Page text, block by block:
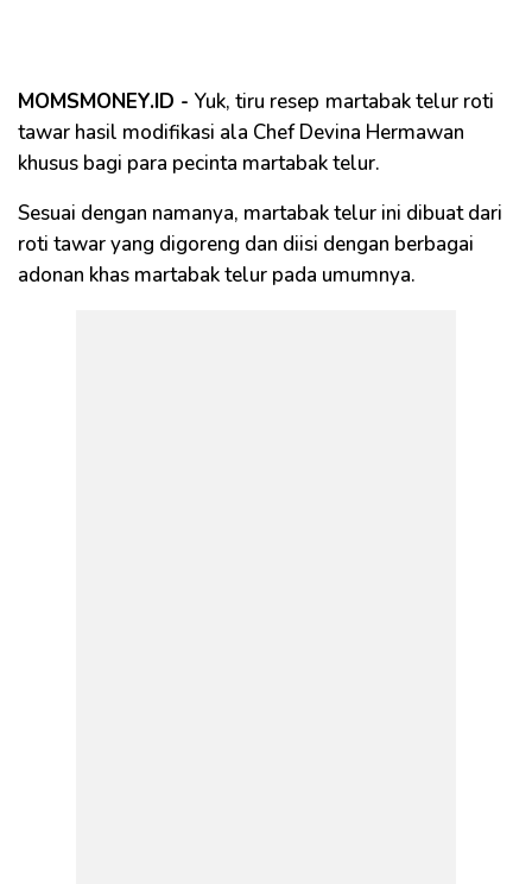
MOMSMONEY.ID - Yuk, tiru resep martabak telur roti
tawar hasil modifikasi ala Chef Devina Hermawan
khusus bagi para pecinta martabak telur.
Sesuai dengan namanya, martabak telur ini dibuat dari
roti tawar yang digoreng dan diisi dengan berbagai
adonan khas martabak telur pada umumnya.